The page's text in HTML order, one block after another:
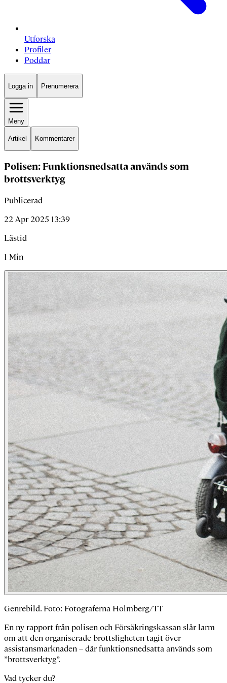
Utforska
Profiler
Poddar
Logga in Prenumerera
Meny
Artikel Kommentarer
Polisen: Funktionsnedsatta används som
brottsverktyg
Publicerad
22 Apr 2025 13:39
Lästid
1 Min
Genrebild. Foto: Fotograferna Holmberg/TT
En ny rapport från polisen och Försäkringskassan slår larm
om att den organiserade brottsligheten tagit över
assistansmarknaden – där funktionsnedsatta används som
”brottsverktyg”.
Vad tycker du?